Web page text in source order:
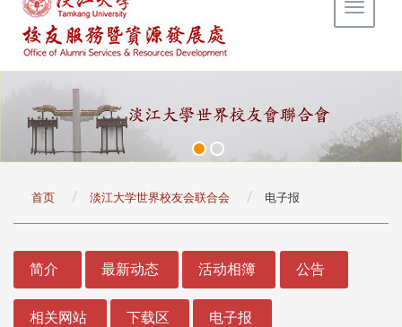
Toggle
首页 淡江大学世界校友会联合会 电子报
简介 最新动态 活动相簿 公告
相关网站 下载区 电子报